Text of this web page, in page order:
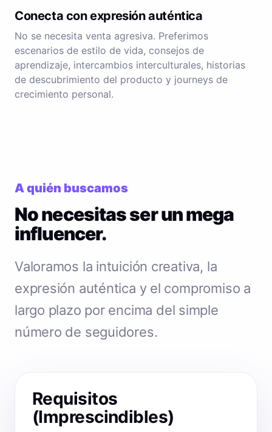
Conecta con expresión auténtica
No se necesita venta agresiva. Preferimos
escenarios de estilo de vida, consejos de
aprendizaje, intercambios interculturales, historias
de descubrimiento del producto y journeys de
crecimiento personal.
A quién buscamos
No necesitas ser un mega
influencer.
Valoramos la intuición creativa, la
expresión auténtica y el compromiso a
largo plazo por encima del simple
número de seguidores.
Requisitos
(Imprescindibles)